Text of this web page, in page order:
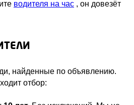
водителя на час , он довезёт
найденные по объявлению.
отбор: